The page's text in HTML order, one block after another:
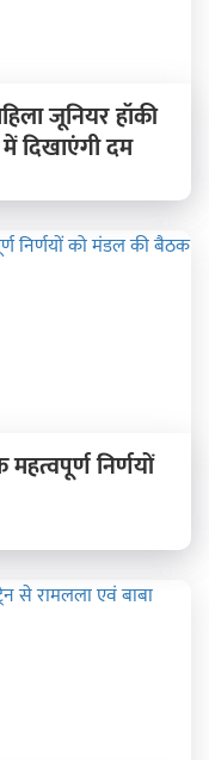
जूनियर हॉकी
दिखाएंगी दम
निर्णयों